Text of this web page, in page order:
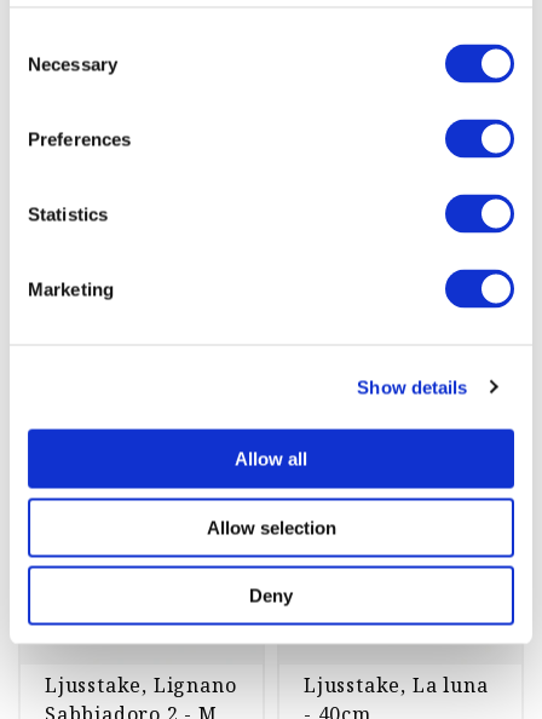
Selection
Necessary
Preferences
Statistics
Marketing
Show details
Allow all
Allow selection
Deny
förnicklad
Basso 40cm - NP
Ljusstake, Lignano
Ljusstake, La luna